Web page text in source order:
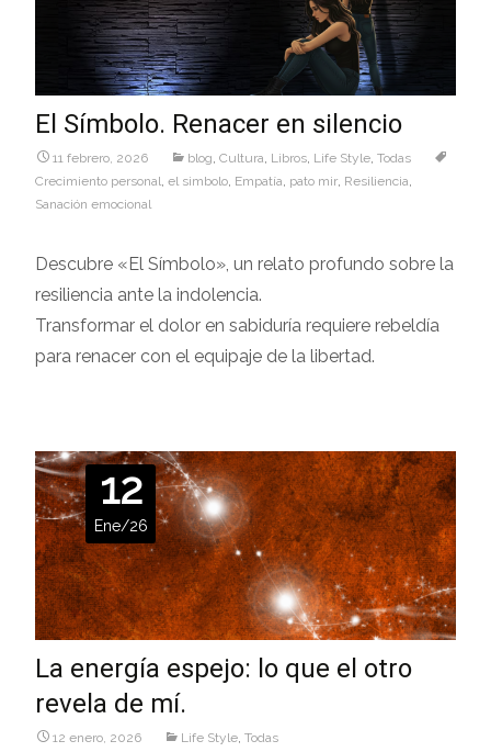
El Símbolo. Renacer en silencio
11 febrero, 2026 blog, Cultura, Libros, Life Style, Todas
Crecimiento personal, el simbolo, Empatía, pato mir, Resiliencia,
Sanación emocional
Descubre «El Símbolo», un relato profundo sobre la
resiliencia ante la indolencia.
Transformar el dolor en sabiduría requiere rebeldía
para renacer con el equipaje de la libertad.
12
Ene/26
La energía espejo: lo que el otro
revela de mí.
12 enero, 2026 Life Style Todas